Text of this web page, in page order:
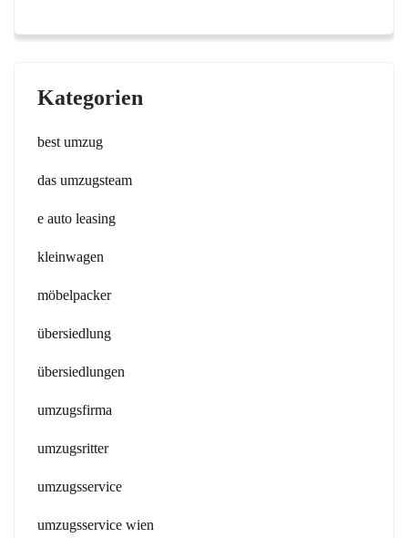
Kategorien
best umzug
das umzugsteam
e auto leasing
kleinwagen
möbelpacker
übersiedlung
übersiedlungen
umzugsfirma
umzugsritter
umzugsservice
umzugsservice wien